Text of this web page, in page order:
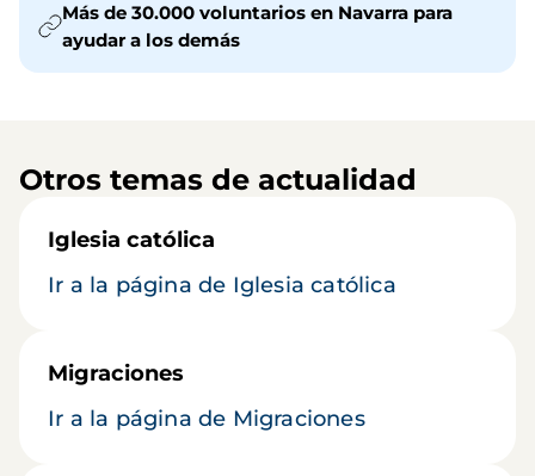
Más de 30.000 voluntarios en Navarra para
ayudar a los demás
Otros temas de actualidad
Iglesia católica
Ir a la página de Iglesia católica
Migraciones
Ir a la página de Migraciones